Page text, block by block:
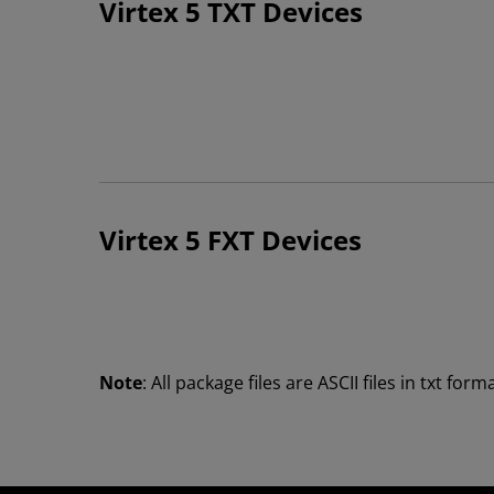
Virtex 5 TXT Devices
Virtex 5 FXT Devices
Note: All package files are ASCII files in txt